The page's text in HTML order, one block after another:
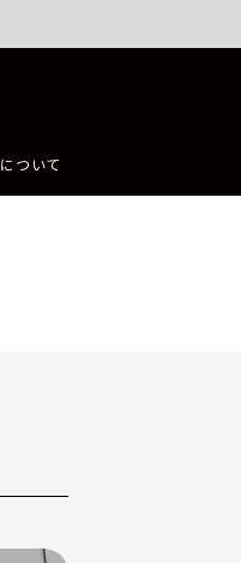
品を除く）
ついて